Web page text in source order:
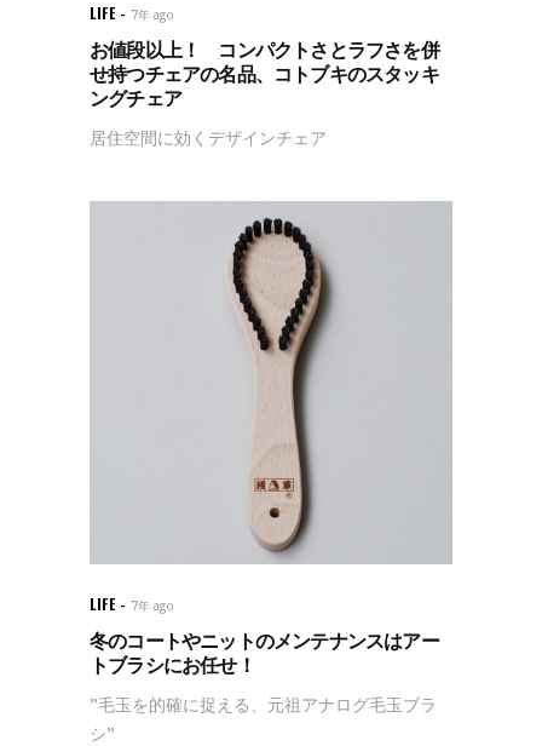
LIFE 7年 ago
お値段以上！ コンパクトさとラフさを併
せ持つチェアの名品、コトブキのスタッキ
ングチェア
居住空間に効くデザインチェア
LIFE 7年 ago
冬のコートやニットのメンテナンスはアー
トブラシにお任せ！
”毛玉を的確に捉える、元祖アナログ毛玉ブラ
シ”